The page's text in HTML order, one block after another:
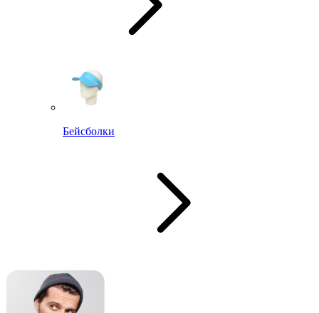
Бейсболки